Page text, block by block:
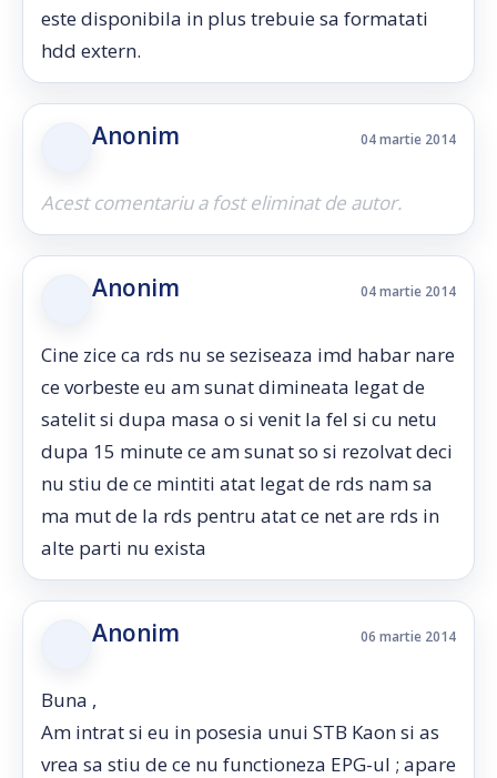
este disponibila in plus trebuie sa formatati
hdd extern.
Anonim 04 martie 2014
Acest comentariu a fost eliminat de autor.
Anonim 04 martie 2014
Cine zice ca rds nu se seziseaza imd habar nare
ce vorbeste eu am sunat dimineata legat de
satelit si dupa masa o si venit la fel si cu netu
dupa 15 minute ce am sunat so si rezolvat deci
nu stiu de ce mintiti atat legat de rds nam sa
ma mut de la rds pentru atat ce net are rds in
alte parti nu exista
Anonim 06 martie 2014
Buna ,
Am intrat si eu in posesia unui STB Kaon si as
vrea sa stiu de ce nu functioneza EPG-ul ; apare